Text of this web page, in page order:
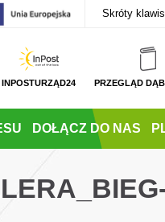
Skróty
INPOSTURZĄD24 PRZEGLĄD
DOŁĄCZ DO NAS